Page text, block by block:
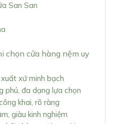
San San
chọn cửa hàng nệm uy
xứ minh bạch
phú, đa dạng lựa chọn
khai, rõ ràng
giàu kinh nghiệm